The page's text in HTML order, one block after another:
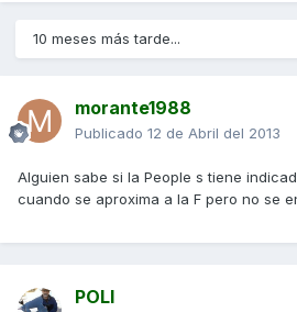
10 meses más tarde...
morante1988
Publicado 12 de Abril del 2013
Alguien sabe si la People s tiene
cuando se aproxima a la F pero no se
POLI